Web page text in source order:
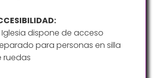
Iglesia dispone de acceso
para personas en silla
ruedas